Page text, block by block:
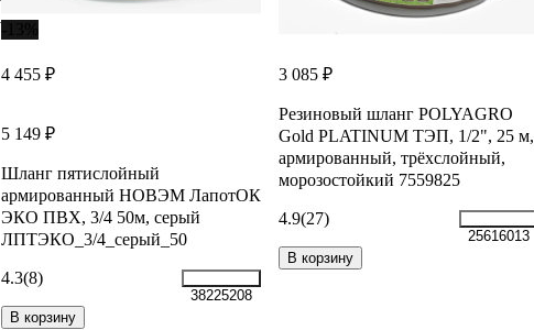
4 455 ₽
5 149 ₽
Шланг пятислойный
армированный НОВЭМ ЛапотОК
ЭКО ПВХ, 3/4 50м, серый
ЛПТЭКО_3/4_серый_50
4.3(8)
38225208
В корзину
3 085 ₽
Резиновый шланг POLYAGRO
Gold PLATINUM ТЭП, 1/2", 25 м,
армированный, трёхслойный,
морозостойкий 7559825
4.9(27)
25616013
В корзину